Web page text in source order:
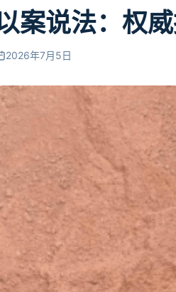
案说法：权
2026年7月5日